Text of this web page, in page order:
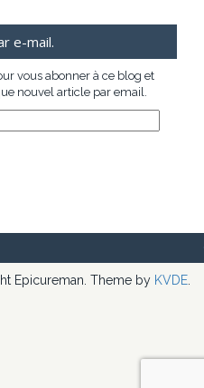
e-mail.
vous abonner à ce blog et
nouvel article par email.
Epicureman. Theme by KVDE.